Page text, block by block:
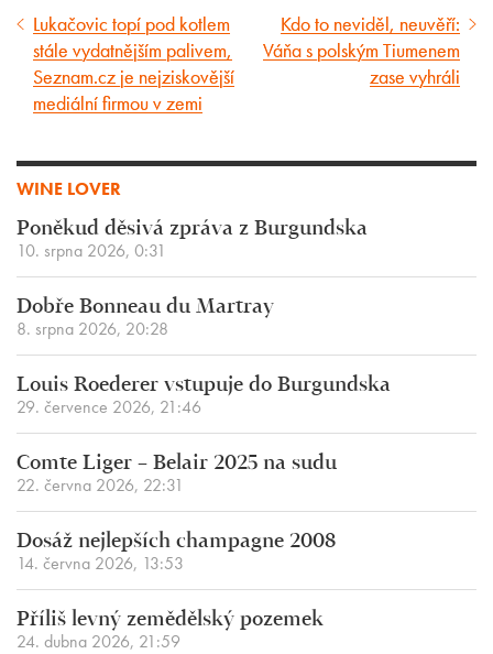
Předcházející
článek
Lukačovic topí pod kotlem
stále vydatnějším palivem,
Seznam.cz je nejziskovější
mediální firmou v zemi
Následující
článek
Kdo to neviděl, neuvěří:
Váňa s polským Tiumenem
zase vyhráli
WINE LOVER
Poněkud děsivá zpráva z Burgundska
10. srpna 2026, 0:31
Dobře Bonneau du Martray
8. srpna 2026, 20:28
Louis Roederer vstupuje do Burgundska
29. července 2026, 21:46
Comte Liger – Belair 2025 na sudu
22. června 2026, 22:31
Dosáž nejlepších champagne 2008
14. června 2026, 13:53
Příliš levný zemědělský pozemek
24. dubna 2026, 21:59